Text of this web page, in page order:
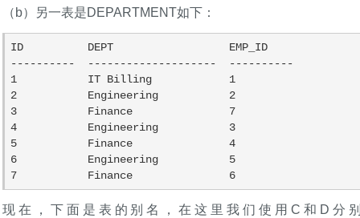
（b）另一表是DEPARTMENT如下：
ID          DEPT                  EMP_ID
----------  --------------------  ----------
1           IT Billing            1
2           Engineering           2
3           Finance               7
4           Engineering           3
5           Finance               4
6           Engineering           5
7           Finance               6
现在，下面是表的别名，在这里我们使用C和D分别